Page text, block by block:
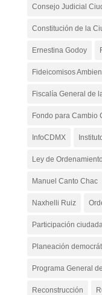
Consejo Judicial
Constitución de la
Ernestina Godoy
Fideicomisos
Fiscalía General de
Fondo para Cambio
InfoCDMX
Ley de
Manuel Canto Chac
Naxhelli Ruiz
Participación
Planeación
Programa General
Reconstrucción